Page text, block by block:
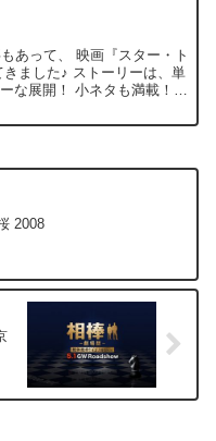
って、 映画『スター・ト
ました♪ ストーリーは、単
な展開！ 小ネタも満載！
2008